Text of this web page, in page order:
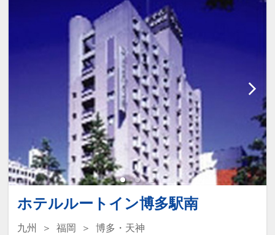
ホテルルートイン博多駅南
九州 福岡
博多・天神